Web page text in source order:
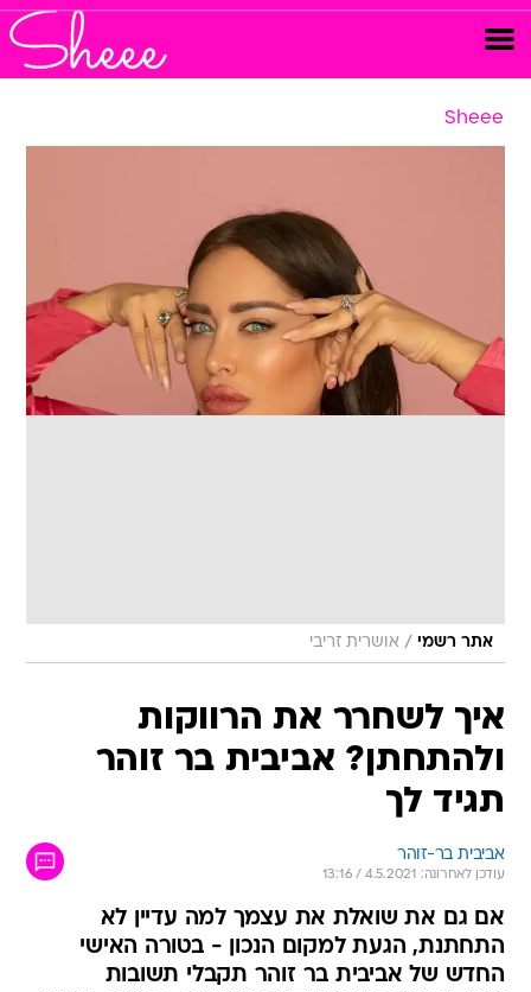
Sheee
אתר רשמי / אושרית זריבי
איך לשחרר את הרווקות
ולהתחתן? אביבית בר זוהר
תגיד לך
אביבית בר-זוהר
עודכן לאחרונה: 4.5.2021 / 13:16
אם גם את שואלת את עצמך למה עדיין לא
התחתנת, הגעת למקום הנכון - בטורה האישי
החדש של אביבית בר זוהר תקבלי תשובות